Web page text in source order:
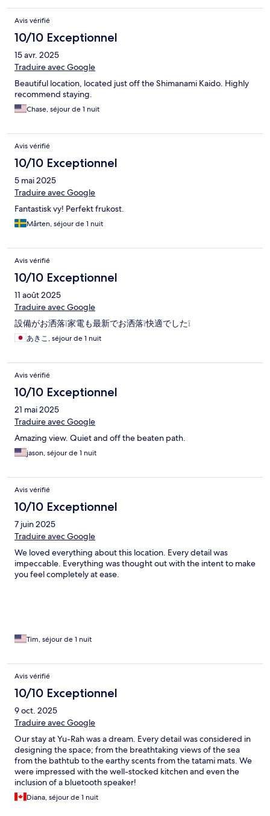
Avis vérifié
10/10 Exceptionnel
15 avr. 2025
Traduire avec Google
Beautiful location, located just off the Shimanami Kaido. Highly
recommend staying.
Chase, séjour de 1 nuit
Avis vérifié
10/10 Exceptionnel
5 mai 2025
Traduire avec Google
Fantastisk vy! Perfekt frukost.
Mårten, séjour de 1 nuit
Avis vérifié
10/10 Exceptionnel
11 août 2025
Traduire avec Google
設備がお洒落❕家電も最新でお洒落❕快適でした❕
あきこ, séjour de 1 nuit
Avis vérifié
10/10 Exceptionnel
21 mai 2025
Traduire avec Google
Amazing view. Quiet and off the beaten path.
jason, séjour de 1 nuit
Avis vérifié
10/10 Exceptionnel
7 juin 2025
Traduire avec Google
We loved everything about this location. Every detail was
impeccable. Everything was thought out with the intent to make
you feel completely at ease.
Tim, séjour de 1 nuit
Avis vérifié
10/10 Exceptionnel
9 oct. 2025
Traduire avec Google
Our stay at Yu-Rah was a dream. Every detail was considered in
designing the space; from the breathtaking views of the sea
from the bathtub to the earthy scents from the tatami mats. We
were impressed with the well-stocked kitchen and even the
inclusion of a bluetooth speaker!
Diana, séjour de 1 nuit